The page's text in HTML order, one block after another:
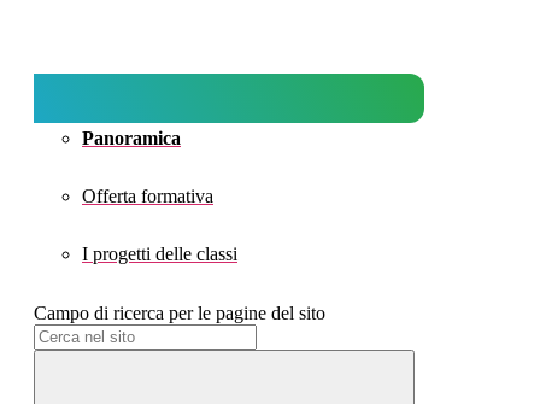
Panoramica
Offerta formativa
I progetti delle classi
Campo di ricerca per le pagine del sito